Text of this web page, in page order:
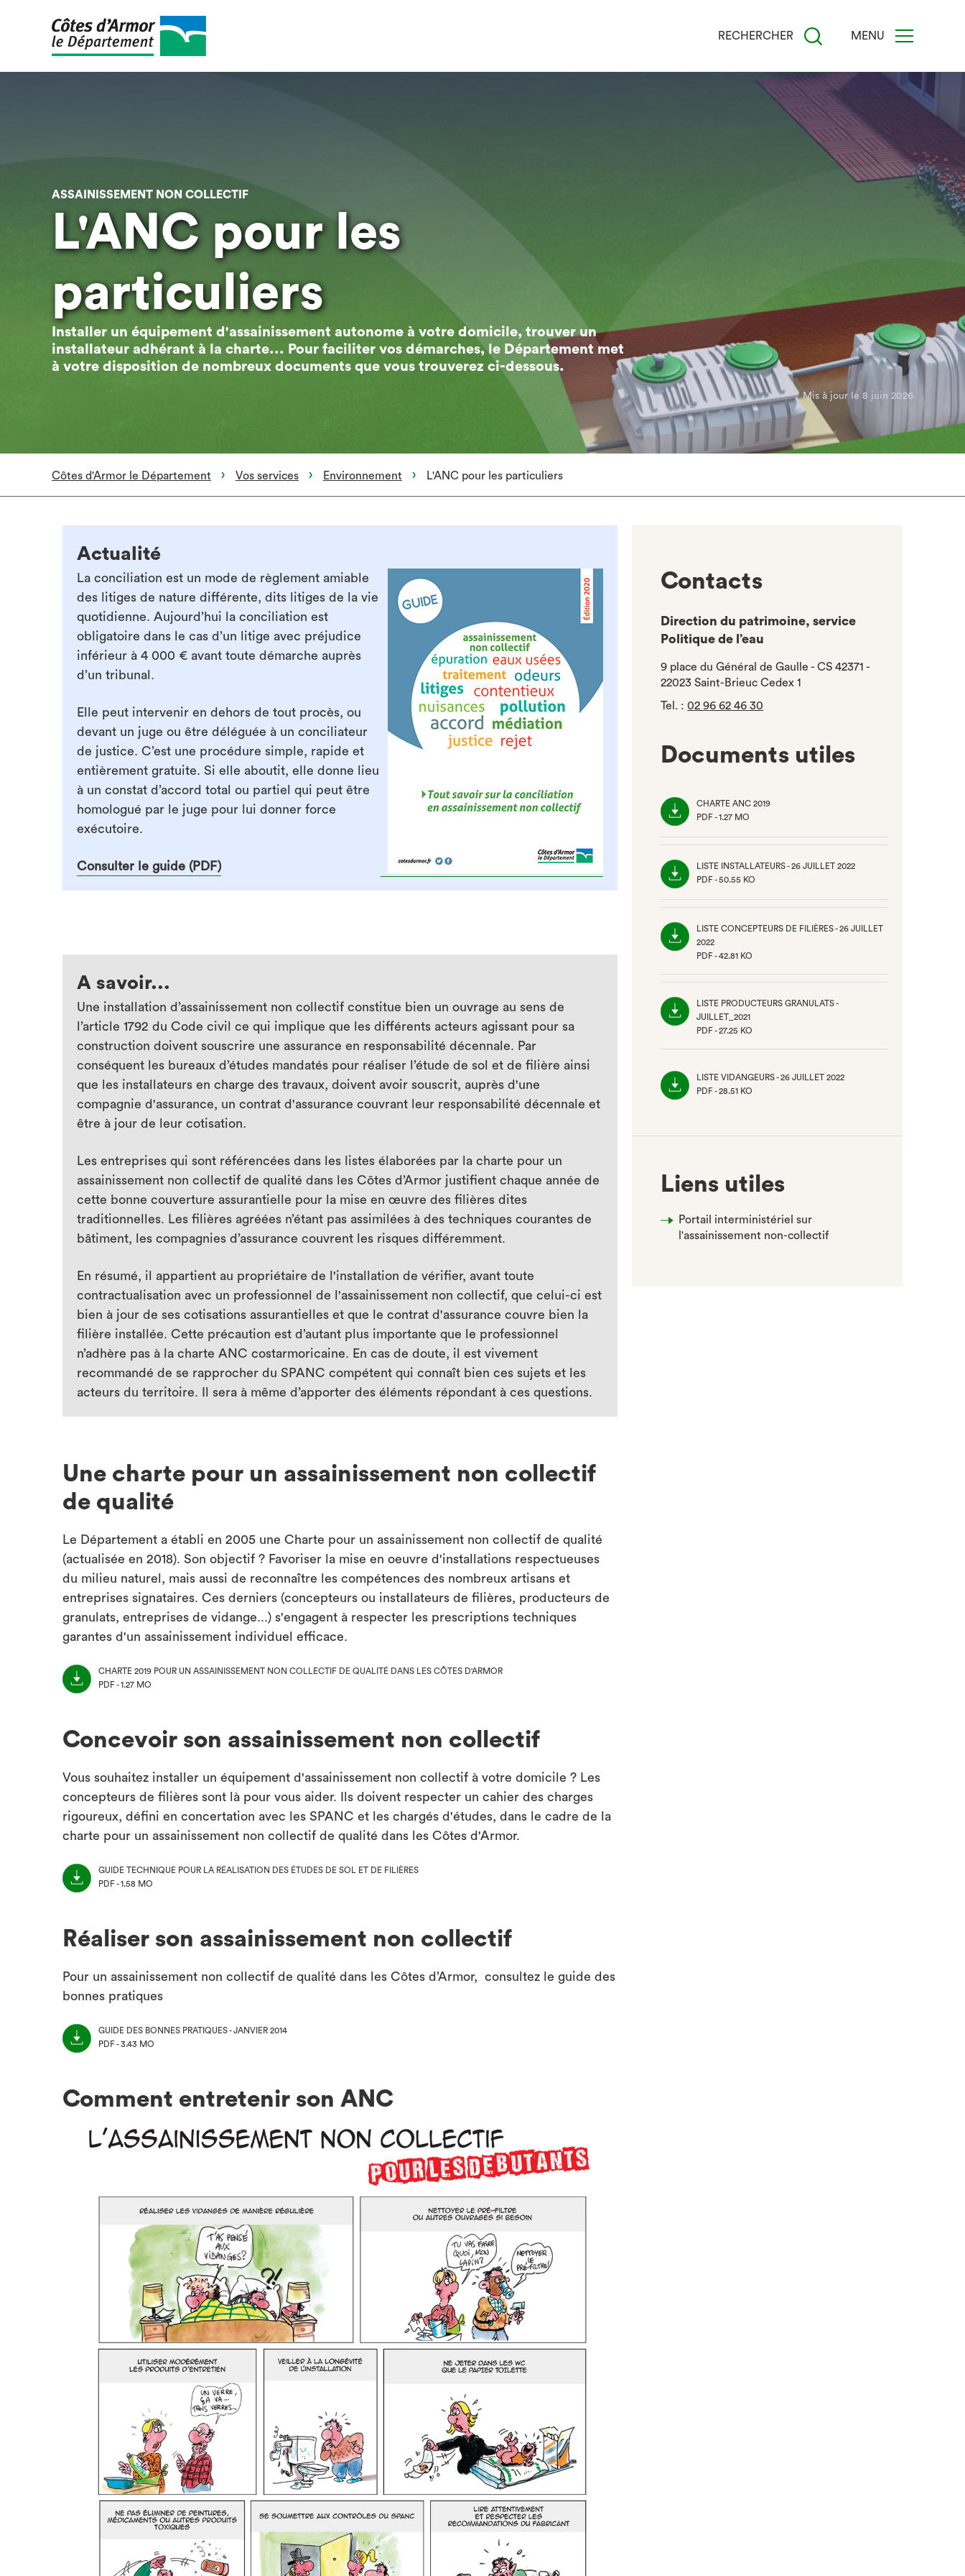
RECHERCHER MENU
ASSAINISSEMENT NON COLLECTIF
L'ANC pour les
particuliers
Installer un équipement d'assainissement autonome à votre domicile, trouver un
installateur adhérant à la charte... Pour faciliter vos démarches, le Département met
à votre disposition de nombreux documents que vous trouverez ci-dessous.
Mis à jour le 8 juin 2026
Côtes d'Armor le Département Vos services Environnement L'ANC pour les particuliers
Actualité
La conciliation est un mode de règlement amiable
des litiges de nature différente, dits litiges de la vie
quotidienne. Aujourd’hui la conciliation est
obligatoire dans le cas d’un litige avec préjudice
inférieur à 4 000 € avant toute démarche auprès
d’un tribunal.
Elle peut intervenir en dehors de tout procès, ou
devant un juge ou être déléguée à un conciliateur
de justice. C’est une procédure simple, rapide et
entièrement gratuite. Si elle aboutit, elle donne lieu
à un constat d’accord total ou partiel qui peut être
homologué par le juge pour lui donner force
exécutoire.
Consulter le guide (PDF)
A savoir...
Une installation d’assainissement non collectif constitue bien un ouvrage au sens de
l’article 1792 du Code civil ce qui implique que les différents acteurs agissant pour sa
construction doivent souscrire une assurance en responsabilité décennale. Par
conséquent les bureaux d’études mandatés pour réaliser l’étude de sol et de filière ainsi
que les installateurs en charge des travaux, doivent avoir souscrit, auprès d'une
compagnie d'assurance, un contrat d'assurance couvrant leur responsabilité décennale et
être à jour de leur cotisation.
Les entreprises qui sont référencées dans les listes élaborées par la charte pour un
assainissement non collectif de qualité dans les Côtes d’Armor justifient chaque année de
cette bonne couverture assurantielle pour la mise en œuvre des filières dites
traditionnelles. Les filières agréées n’étant pas assimilées à des techniques courantes de
bâtiment, les compagnies d’assurance couvrent les risques différemment.
En résumé, il appartient au propriétaire de l'installation de vérifier, avant toute
contractualisation avec un professionnel de l'assainissement non collectif, que celui-ci est
bien à jour de ses cotisations assurantielles et que le contrat d'assurance couvre bien la
filière installée. Cette précaution est d’autant plus importante que le professionnel
n’adhère pas à la charte ANC costarmoricaine. En cas de doute, il est vivement
recommandé de se rapprocher du SPANC compétent qui connaît bien ces sujets et les
acteurs du territoire. Il sera à même d’apporter des éléments répondant à ces questions.
Une charte pour un assainissement non collectif
de qualité
Le Département a établi en 2005 une Charte pour un assainissement non collectif de qualité
(actualisée en 2018). Son objectif ? Favoriser la mise en oeuvre d'installations respectueuses
du milieu naturel, mais aussi de reconnaître les compétences des nombreux artisans et
entreprises signataires. Ces derniers (concepteurs ou installateurs de filières, producteurs de
granulats, entreprises de vidange...) s'engagent à respecter les prescriptions techniques
garantes d'un assainissement individuel efficace.
CHARTE 2019 POUR UN ASSAINISSEMENT NON COLLECTIF DE QUALITÉ DANS LES CÔTES D'ARMOR
PDF - 1.27 MO
Concevoir son assainissement non collectif
Vous souhaitez installer un équipement d'assainissement non collectif à votre domicile ? Les
concepteurs de filières sont là pour vous aider. Ils doivent respecter un cahier des charges
rigoureux, défini en concertation avec les SPANC et les chargés d'études, dans le cadre de la
charte pour un assainissement non collectif de qualité dans les Côtes d'Armor.
GUIDE TECHNIQUE POUR LA RÉALISATION DES ÉTUDES DE SOL ET DE FILIÈRES
PDF - 1.58 MO
Réaliser son assainissement non collectif
Pour un assainissement non collectif de qualité dans les Côtes d’Armor, consultez le guide des
bonnes pratiques
GUIDE DES BONNES PRATIQUES - JANVIER 2014
PDF - 3.43 MO
Comment entretenir son ANC
Contacts
Direction du patrimoine, service
Politique de l’eau
9 place du Général de Gaulle - CS 42371 -
22023 Saint-Brieuc Cedex 1
Tel. :02 96 62 46 30
Documents utiles
CHARTE ANC 2019
PDF - 1.27 MO
ONGLET)
LISTE INSTALLATEURS - 26 JUILLET 2022
PDF - 50.55 KO
ONGLET)
LISTE CONCEPTEURS DE FILIÈRES - 26 JUILLET
2022
PDF - 42.81 KO
ONGLET)
LISTE PRODUCTEURS GRANULATS -
JUILLET_2021
PDF - 27.25 KO
LISTE VIDANGEURS - 26 JUILLET 2022
PDF - 28.51 KO
Liens utiles
Portail interministériel sur
l'assainissement non-collectif